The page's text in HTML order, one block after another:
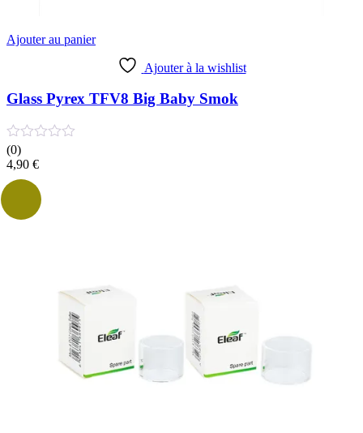
Ajouter au panier
Ajouter à la wishlist
Glass Pyrex TFV8 Big Baby Smok
(0)
4,90 €